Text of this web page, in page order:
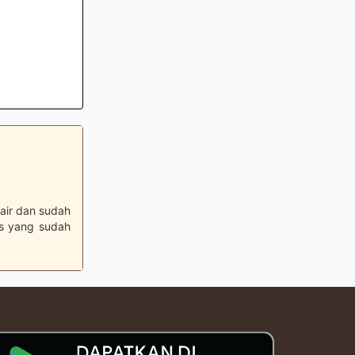
dan sudah
yang sudah